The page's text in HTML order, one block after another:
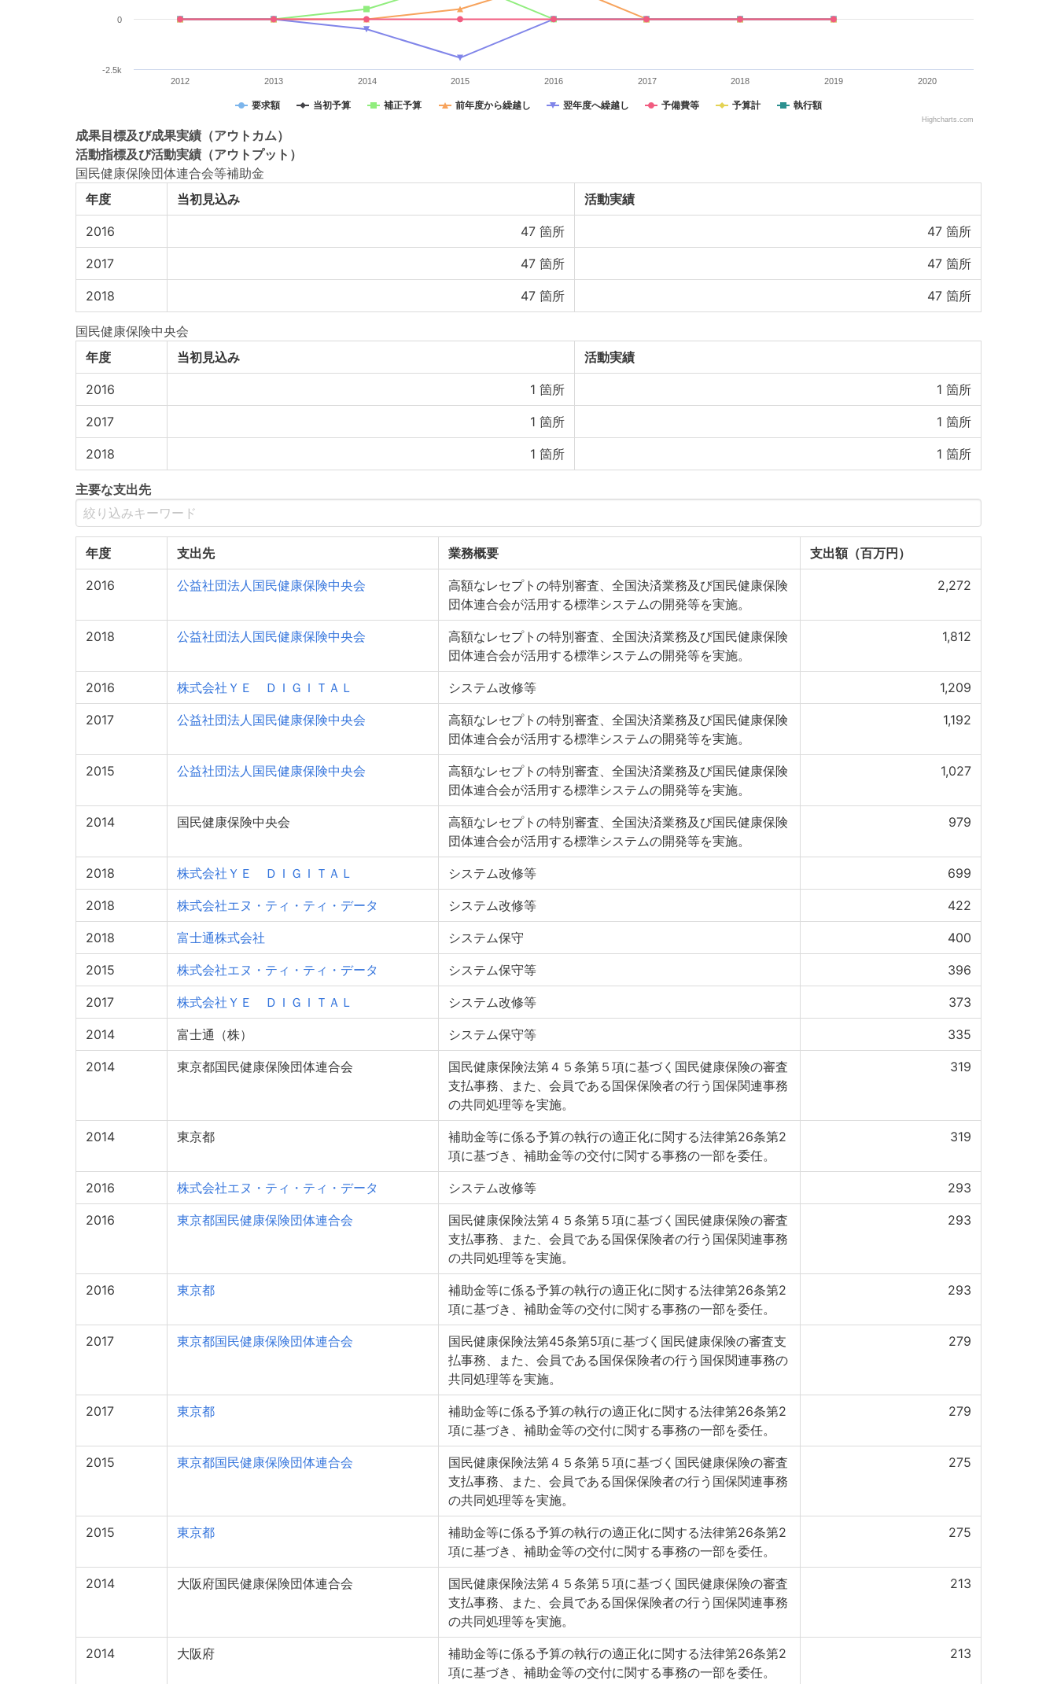
要求額 当初予算 補正予算 前年度から繰越し 翌年度へ繰越し 予備費等 予算計 執行額
2012 2013 2014 2015 2016 2017 2018 2019 2020
-2.5k
0
Highcharts.com
成果目標及び成果実績 （アウトカム）
活動指標及び活動実績 （アウトプット）
国民健康保険団体連合会等補助金
年度
当初見込み 活動実績
2016 47 箇所 47 箇所
2017 47 箇所 47 箇所
2018 47 箇所 47 箇所
国民健康保険中央会
年度
当初見込み 活動実績
2016 1 箇所 1 箇所
2017 1 箇所 1 箇所
2018 1 箇所 1 箇所
主要な支出先
年度 支出先 業務概要 支出額（百万円）
2016 公益社団法人国民健康保険中央会
高額なレセプトの特別審査、全国決済業務及び国民健康保険
団体連合会が活用する標準システムの開発等を実施。
2,272
2018 公益社団法人国民健康保険中央会
高額なレセプトの特別審査、全国決済業務及び国民健康保険
団体連合会が活用する標準システムの開発等を実施。
1,812
2016 株式会社ＹＥ ＤＩＧＩＴＡＬ システム改修等 1,209
2017 公益社団法人国民健康保険中央会
高額なレセプトの特別審査、全国決済業務及び国民健康保険
団体連合会が活用する標準システムの開発等を実施。
1,192
2015 公益社団法人国民健康保険中央会
高額なレセプトの特別審査、全国決済業務及び国民健康保険
団体連合会が活用する標準システムの開発等を実施。
1,027
2014 国民健康保険中央会
高額なレセプトの特別審査、全国決済業務及び国民健康保険
団体連合会が活用する標準システムの開発等を実施。
979
2018 株式会社ＹＥ ＤＩＧＩＴＡＬ システム改修等 699
2018 株式会社エヌ・ティ・ティ・データ システム改修等 422
2018 富士通株式会社 システム保守 400
2015 株式会社エヌ・ティ・ティ・データ システム保守等 396
2017 株式会社ＹＥ ＤＩＧＩＴＡＬ システム改修等 373
2014 富士通（株） システム保守等 335
2014 東京都国民健康保険団体連合会
国民健康保険法第４５条第５項に基づく国民健康保険の審査
支払事務、また、会員である国保保険者の行う国保関連事務
の共同処理等を実施。
319
2014 東京都
補助金等に係る予算の執行の適正化に関する法律第26条第2
項に基づき、補助金等の交付に関する事務の一部を委任。
319
2016 株式会社エヌ・ティ・ティ・データ システム改修等 293
2016 東京都国民健康保険団体連合会
国民健康保険法第４５条第５項に基づく国民健康保険の審査
支払事務、また、会員である国保保険者の行う国保関連事務
の共同処理等を実施。
293
2016 東京都
補助金等に係る予算の執行の適正化に関する法律第26条第2
項に基づき、補助金等の交付に関する事務の一部を委任。
293
2017 東京都国民健康保険団体連合会
国民健康保険法第45条第5項に基づく国民健康保険の審査支
払事務、また、会員である国保保険者の行う国保関連事務の
共同処理等を実施。
279
2017 東京都
補助金等に係る予算の執行の適正化に関する法律第26条第2
項に基づき、補助金等の交付に関する事務の一部を委任。
279
2015 東京都国民健康保険団体連合会
国民健康保険法第４５条第５項に基づく国民健康保険の審査
支払事務、また、会員である国保保険者の行う国保関連事務
の共同処理等を実施。
275
2015 東京都
補助金等に係る予算の執行の適正化に関する法律第26条第2
項に基づき、補助金等の交付に関する事務の一部を委任。
275
2014 大阪府国民健康保険団体連合会
国民健康保険法第４５条第５項に基づく国民健康保険の審査
支払事務、また、会員である国保保険者の行う国保関連事務
の共同処理等を実施。
213
2014 大阪府
補助金等に係る予算の執行の適正化に関する法律第26条第2
項に基づき、補助金等の交付に関する事務の一部を委任。
213